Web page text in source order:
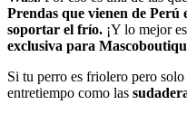
Prendas que vienen de Perú
soportar el frío. ¡Y lo mejor
exclusiva para
Si tu perro es friolero pero
entretiempo como las